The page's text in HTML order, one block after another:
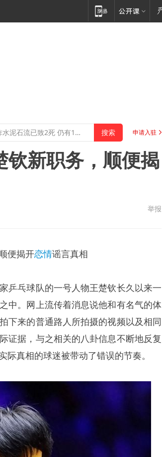
申请入驻
钦新职务，顺便揭
举报
便揭开恋情谣言真相
乒乓球队的一号人物王楚钦长久以来一
中。网上流传着消息说他和有名气的体
下来的普通路人所拍摄的视频以及相同
证据，与之相关的八卦信息不断地反复
真相的球迷被带动了错误的节奏。